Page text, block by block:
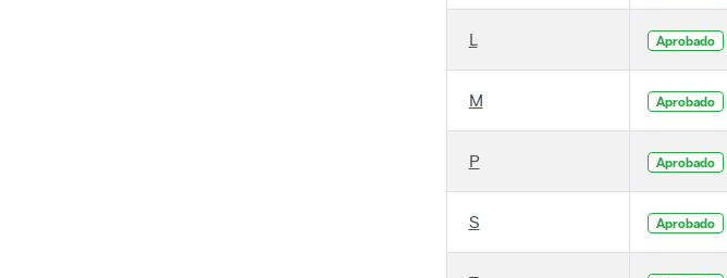
L
M Aprobado
P
S Aprobado
T